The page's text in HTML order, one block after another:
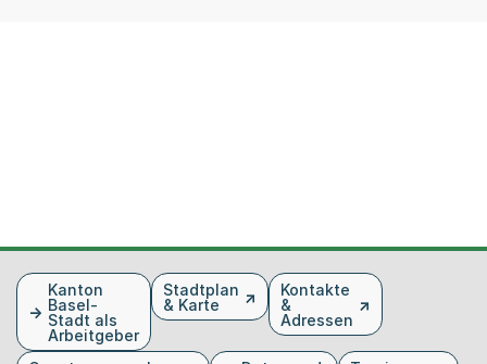
FusszeileKanton
Basel-
Stadt als
Arbeitgeber
Stadtplan
& Karte
Kontakte
&
Adressen